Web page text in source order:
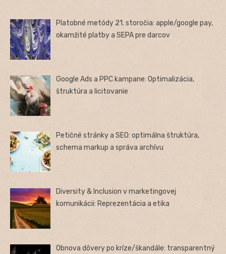
Platobné metódy 21. storočia: apple/google pay,
okamžité platby a SEPA pre darcov
Google Ads a PPC kampane: Optimalizácia,
štruktúra a licitovanie
Petičné stránky a SEO: optimálna štruktúra,
schema markup a správa archívu
Diversity & Inclusion v marketingovej
komunikácii: Reprezentácia a etika
Obnova dôvery po kríze/škandále: transparentný